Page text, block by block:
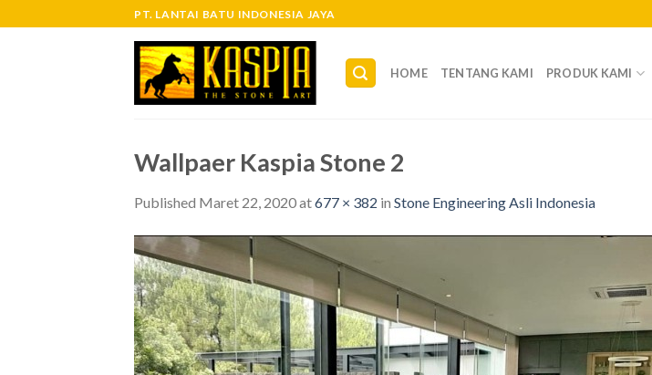
PT. LANTAI BATU INDONESIA JAYA
HOME TENTANG KAMI PRODUK KAMI
Wallpaer Kaspia Stone 2
Published Maret 22, 2020at677 × 382 in Stone Engineering Asli Indonesia